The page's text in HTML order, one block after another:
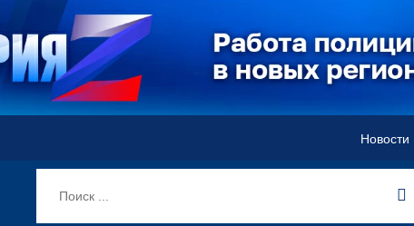
Новости